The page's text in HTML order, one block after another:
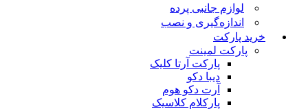
لوازم جانبی پرده
اندازه‌گیری و نصب
خرید پارکت
پارکت لمینت
پارکت آرتا کلیک
دیبا دکو
آرت دکو هوم
پارکلام کلاسیک